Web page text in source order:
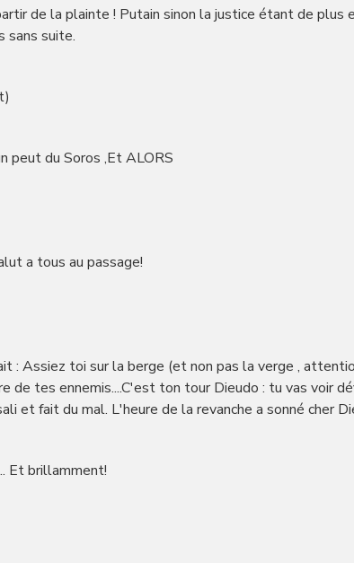
de la plainte ! Putain sinon la justice étant de plus
sans suite.
peut du Soros ,Et ALORS
a tous au passage!
: Assiez toi sur la berge (et non pas la verge ,
de tes ennemis....C'est ton tour Dieudo : tu vas voir
et fait du mal. L'heure de la revanche a sonné cher
Et brillamment!